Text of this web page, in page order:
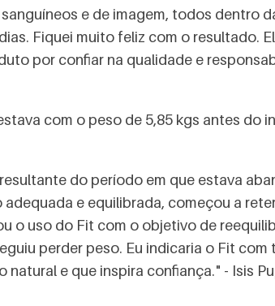
e de imagem, todos dentro
Fiquei muito feliz com o resultado.
por confiar na qualidade e
com o peso de 5,85 kgs antes do
do período em que estava
e equilibrada, começou a
o uso do Fit com o objetivo de
perder peso. Eu indicaria o Fit com
e que inspira confiança." - Isis